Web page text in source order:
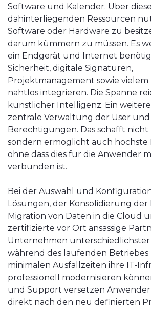
Software und Kalender. Über
dahinterliegenden Ressourcen
Software oder Hardware zu
darum kümmern zu müssen. Es
ein Endgerät und Internet
Sicherheit, digitale Signaturen,
Projektmanagement sowie vielem
nahtlos integrieren. Die Spanne
künstlicher Intelligenz. Ein
zentrale Verwaltung der User
Berechtigungen. Das schafft
sondern ermöglicht auch höchste
ohne dass dies für die Anwender
verbunden ist.
Bei der Auswahl und
Lösungen, der Konsolidierung
Migration von Daten in die Cloud
zertifizierte vor Ort ansässige
Unternehmen unterschiedlichster
während des laufenden
minimalen Ausfallzeiten ihre IT-
professionell modernisieren
und Support versetzen Anwender
direkt nach den neu definierten